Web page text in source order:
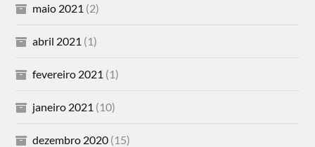
maio 2021 (2)
abril 2021 (1)
fevereiro 2021 (1)
janeiro 2021 (10)
dezembro 2020 (15)